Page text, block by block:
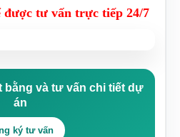
được tư vấn trực tiếp 24/7
bằng và tư vấn chi tiết dự
án
ký tư vấn